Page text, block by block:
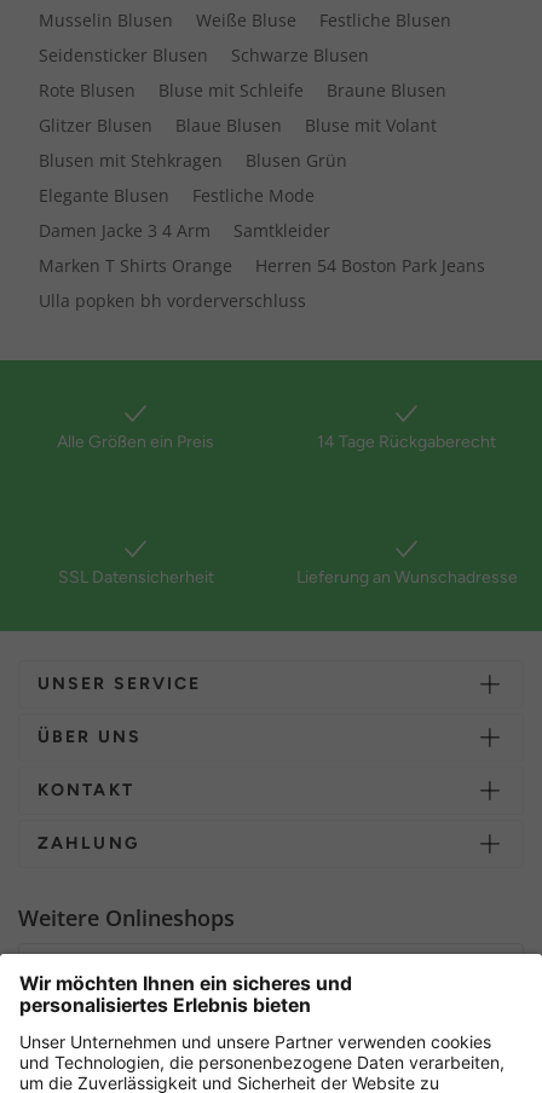
Musselin Blusen Weiße Bluse
Festliche Blusen
Seidensticker Blusen
Schwarze Blusen
Rote Blusen
Bluse mit Schleife
Braune Blusen
Glitzer Blusen
Blaue Blusen
Bluse mit Volant
Blusen mit Stehkragen
Blusen Grün
Elegante Blusen
Festliche Mode
Damen Jacke 3 4 Arm
Samtkleider
Marken T Shirts Orange
Herren 54 Boston Park Jeans
Ulla popken bh vorderverschluss
Alle Größen ein Preis 14 Tage Rückgaberecht
SSL Datensicherheit Lieferung an Wunschadresse
UNSER SERVICE
ÜBER UNS
KONTAKT
ZAHLUNG
Weitere Onlineshops
Sicher einkaufen mit